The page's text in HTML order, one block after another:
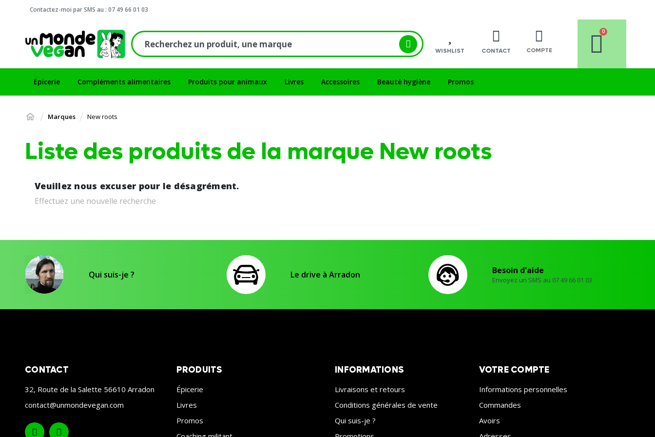
Contactez-moi par SMS au : 07 49 66 01 03
WISHLIST CONTACT COMPTE
Épicerie Compléments alimentaires Produits pour animaux Livres Accessoires Beauté hygiène Promos
Marques New roots
Liste des produits de la marque New roots
Veuillez nous excuser pour le désagrément.
Effectuez une nouvelle recherche
Qui suis-je ? Le drive à Arradon Besoin d'aide
Envoyez un SMS au 07 49 66 01 03
CONTACT
32, Route de la Salette 56610 Arradon
contact@unmondevegan.com
PRODUITS
Épicerie
Livres
Promos
INFORMATIONS
Livraisons et retours
Conditions générales de vente
Qui suis-je ?
VOTRE COMPTE
Informations personnelles
Commandes
Avoirs